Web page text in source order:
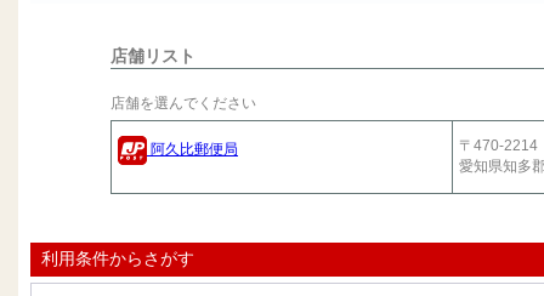
店舗リスト
店舗を選んでください
阿久比郵便局
〒470-2214
愛知県知多
利用条件からさがす